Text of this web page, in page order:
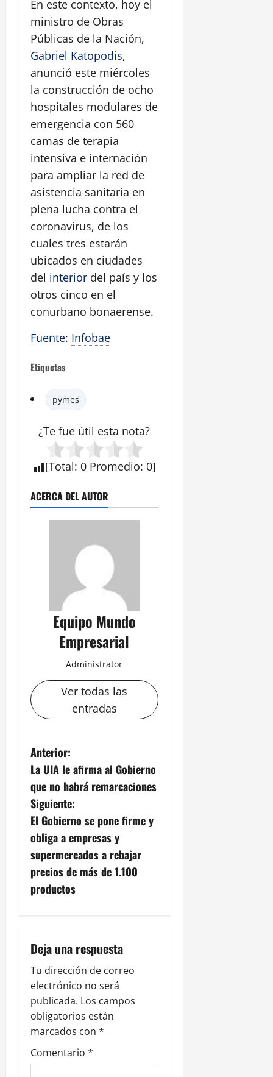
En este contexto, hoy el
ministro de Obras
Públicas de la Nación,
Gabriel Katopodis,
anunció este miércoles
la construcción de ocho
hospitales modulares de
emergencia con 560
camas de terapia
intensiva e internación
para ampliar la red de
asistencia sanitaria en
plena lucha contra el
coronavirus, de los
cuales tres estarán
ubicados en ciudades
del interior del país y los
otros cinco en el
conurbano bonaerense.
Fuente: Infobae
Etiquetas
pymes
¿Te fue útil esta nota?
[Total: 0 Promedio: 0]
ACERCA DEL AUTOR
Equipo Mundo
Empresarial
Administrator
Ver todas las
entradas
N
a
v
e
g
a
ó
n
d
e
e
Anterior:
La UIA le afirma al Gobierno
que no habrá remarcaciones
Siguiente:
El Gobierno se pone firme y
obliga a empresas y
supermercados a rebajar
precios de más de 1.100
productos
Deja una respuesta
Tu dirección de correo
electrónico no será
publicada. Los campos
obligatorios están
marcados con *
Comentario *